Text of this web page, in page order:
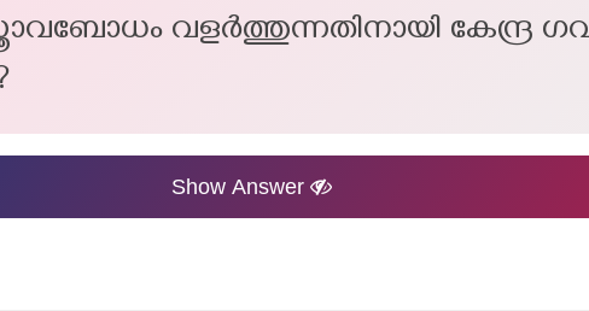
വളർത്തുന്നതിനായി കേന്ദ്ര
Show Answer